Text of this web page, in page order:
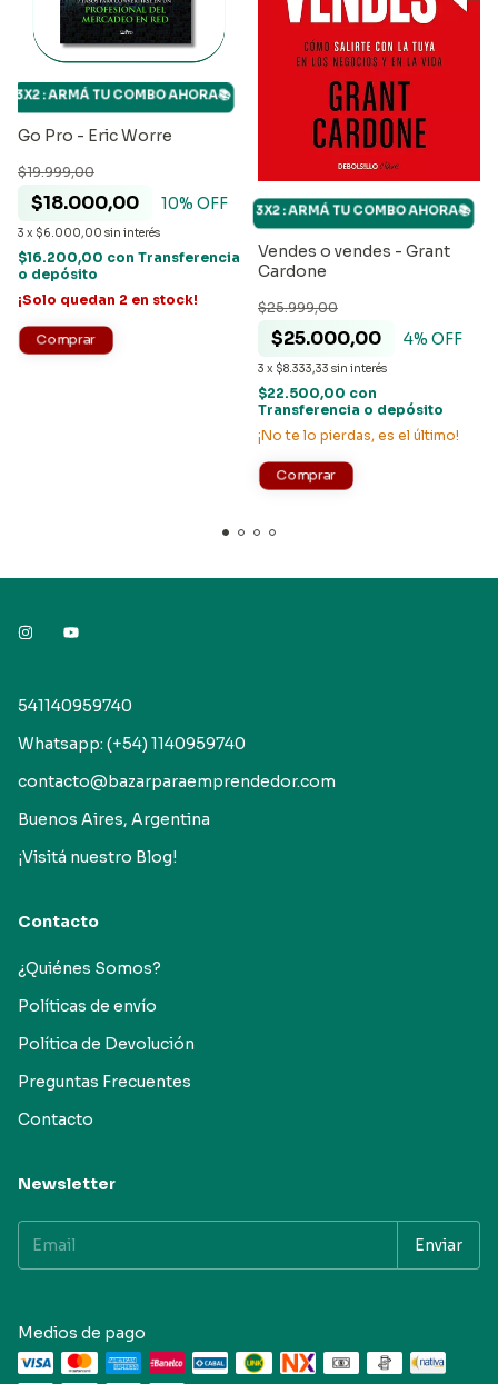
Go Pro - Eric Worre
$18.000,00
$19.999,00
10% OFF
3 x $6.000,00 sin interés
3X2 : ARMÁ TU COMBO AHORA📚
$16.200,00 con Transferencia
o depósito
¡Solo quedan 2 en stock!
Vendes o vendes - Grant
Cardone
$25.000,00
$25.999,00
4% OFF
3 x $8.333,33 sin interés
3X2 : ARMÁ TU COMBO AHORA📚
$22.500,00 con
Transferencia o depósito
¡No te lo pierdas, es el último!
541140959740
Whatsapp: (+54) 1140959740
contacto@bazarparaemprendedor.com
Buenos Aires, Argentina
¡Visitá nuestro Blog!
Contacto
¿Quiénes Somos?
Políticas de envío
Política de Devolución
Preguntas Frecuentes
Contacto
Newsletter
Medios de pago